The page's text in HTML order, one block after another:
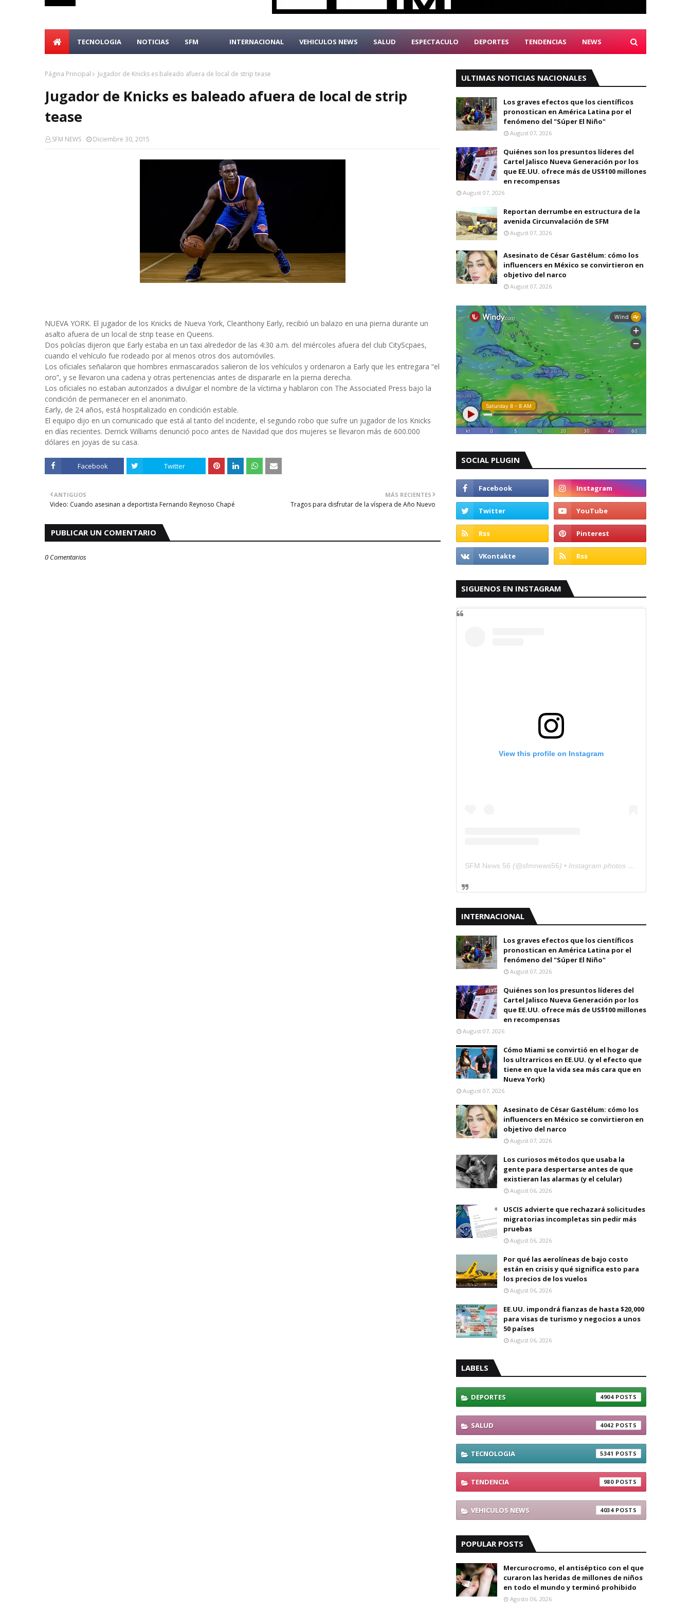
TECNOLOGIA NOTICIAS SFM INTERNACIONAL VEHICULOS NEWS SALUD ESPECTACULO DEPORTES TENDENCIAS NEWS
Página Principal Jugador de Knicks es baleado afuera de local de strip tease
Jugador de Knicks es baleado afuera de local de strip
tease
SFM NEWS Diciembre 30, 2015
NUEVA YORK. El jugador de los Knicks de Nueva York, Cleanthony Early, recibió un balazo en una pierna durante un
asalto afuera de un local de strip tease en Queens.
Dos policías dijeron que Early estaba en un taxi alrededor de las 4:30 a.m. del miércoles afuera del club CityScpaes,
cuando el vehículo fue rodeado por al menos otros dos automóviles.
Los oficiales señalaron que hombres enmascarados salieron de los vehículos y ordenaron a Early que les entregara “el
oro”, y se llevaron una cadena y otras pertenencias antes de dispararle en la pierna derecha.
Los oficiales no estaban autorizados a divulgar el nombre de la víctima y hablaron con The Associated Press bajo la
condición de permanecer en el anonimato.
Early, de 24 años, está hospitalizado en condición estable.
El equipo dijo en un comunicado que está al tanto del incidente, el segundo robo que sufre un jugador de los Knicks
en días recientes. Derrick Williams denunció poco antes de Navidad que dos mujeres se llevaron más de 600.000
dólares en joyas de su casa.
Facebook Twitter
MÁS RECIENTES
Tragos para disfrutar de la víspera de Año Nuevo
ANTIGUOS
Video: Cuando asesinan a deportista Fernando Reynoso Chapé
PUBLICAR UN COMENTARIO
0 Comentarios
ULTIMAS NOTICIAS NACIONALES
Los graves efectos que los científicos
pronostican en América Latina por el
fenómeno del "Súper El Niño"
August 07, 2026
Quiénes son los presuntos líderes del
Cartel Jalisco Nueva Generación por los
que EE.UU. ofrece más de US$100 millones
en recompensas
August 07, 2026
Reportan derrumbe en estructura de la
avenida Circunvalación de SFM
August 07, 2026
Asesinato de César Gastélum: cómo los
influencers en México se convirtieron en
objetivo del narco
August 07, 2026
SOCIAL PLUGIN
SIGUENOS EN INSTAGRAM
View this profile on Instagram
SFM News 56 (@sfmnews56) • Instagram photos and videos
INTERNACIONAL
Los graves efectos que los científicos
pronostican en América Latina por el
fenómeno del "Súper El Niño"
August 07, 2026
Quiénes son los presuntos líderes del
Cartel Jalisco Nueva Generación por los
que EE.UU. ofrece más de US$100 millones
en recompensas
August 07, 2026
Cómo Miami se convirtió en el hogar de
los ultrarricos en EE.UU. (y el efecto que
tiene en que la vida sea más cara que en
Nueva York)
August 07, 2026
Asesinato de César Gastélum: cómo los
influencers en México se convirtieron en
objetivo del narco
August 07, 2026
Los curiosos métodos que usaba la
gente para despertarse antes de que
existieran las alarmas (y el celular)
August 06, 2026
USCIS advierte que rechazará solicitudes
migratorias incompletas sin pedir más
pruebas
August 06, 2026
Por qué las aerolíneas de bajo costo
están en crisis y qué significa esto para
los precios de los vuelos
August 06, 2026
EE.UU. impondrá fianzas de hasta $20,000
para visas de turismo y negocios a unos
50 países
August 06, 2026
LABELS
DEPORTES 4904
SALUD 4042
TECNOLOGIA 5341
TENDENCIA 980
VEHICULOS NEWS 4034
POPULAR POSTS
Mercurocromo, el antiséptico con el que
curaron las heridas de millones de niños
en todo el mundo y terminó prohibido
Agosto 06, 2026